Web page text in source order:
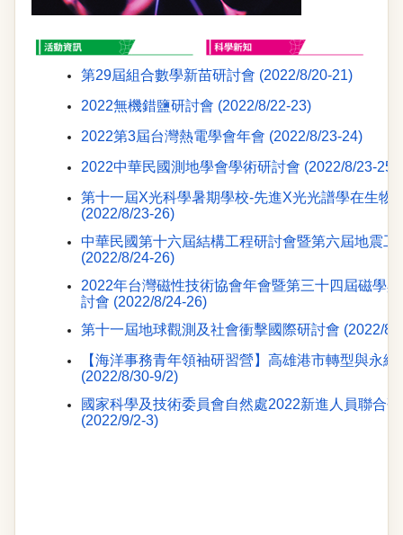
第29屆組合數學新苗研討會 (2022/8/20-21)
2022無機錯鹽研討會 (2022/8/22-23)
2022第3屆台灣熱電學會年會 (2022/8/23-24)
2022中華民國測地學會學術研討會 (2022/8/23-25)
第十一屆X光科學暑期學校-先進X光光譜學在生物
(2022/8/23-26)
中華民國第十六屆結構工程研討會暨第六屆地震工
(2022/8/24-26)
2022年台灣磁性技術協會年會暨第三十四屆磁學
討會 (2022/8/24-26)
第十一屆地球觀測及社會衝擊國際研討會 (2022/8/
【海洋事務青年領袖研習營】高雄港市轉型與永續
(2022/8/30-9/2)
國家科學及技術委員會自然處2022新進人員聯合
(2022/9/2-3)